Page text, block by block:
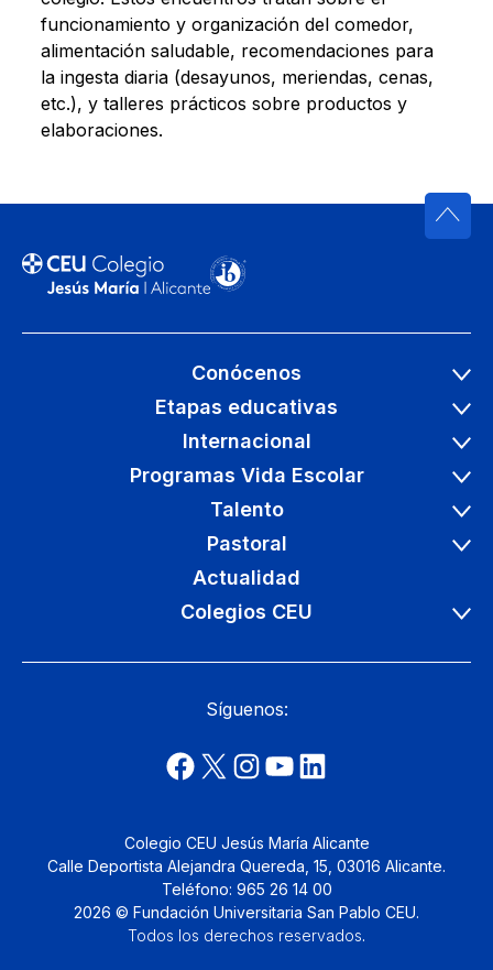
funcionamiento y organización del comedor,
alimentación saludable, recomendaciones para
la ingesta diaria (desayunos, meriendas, cenas,
etc.), y talleres prácticos sobre productos y
elaboraciones.
Conócenos
Etapas educativas
Internacional
Programas Vida Escolar
Talento
Pastoral
Actualidad
Colegios CEU
Síguenos:
Colegio CEU Jesús María Alicante
Calle Deportista Alejandra Quereda, 15, 03016 Alicante.
Teléfono: 965 26 14 00
2026 © Fundación Universitaria San Pablo CEU.
Todos los derechos reservados.